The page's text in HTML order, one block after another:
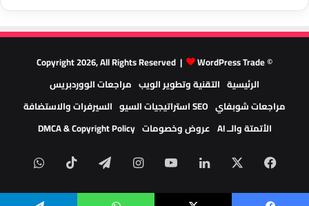
© Copyright 2026, All Rights Reserved |
WordPress Trade
الرئيسية التقنية وتطوير الويب مراجعات الووردبريس
مراجعات شوبفاي SEO استراتيجيات السيو
السيرفرات والاستضافة
الأتمتة والــ AI
عروض وخصومات DMCA & Copyright Policy
فيسبوك لينكدإن‫YouTubeانستقرامتيلقرام ‫TikTok